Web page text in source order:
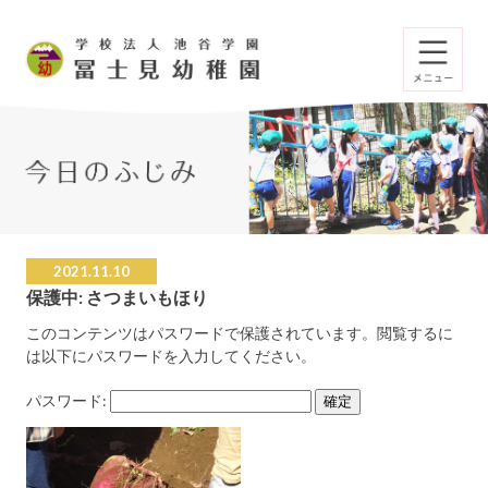
2021.11.10
保護中: さつまいもほり
このコンテンツはパスワードで保護されています。閲覧するに
は以下にパスワードを入力してください。
パスワード: